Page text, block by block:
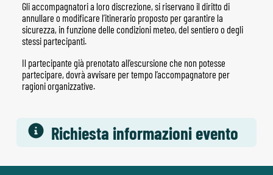
Gli accompagnatori a loro discrezione, si riservano il diritto di
annullare o modificare l’itinerario proposto per garantire la
sicurezza, in funzione delle condizioni meteo, del sentiero o degli
stessi partecipanti.
Il partecipante già prenotato all’escursione che non potesse
partecipare, dovrà avvisare per tempo l’accompagnatore per
ragioni organizzative.
Richiesta informazioni evento